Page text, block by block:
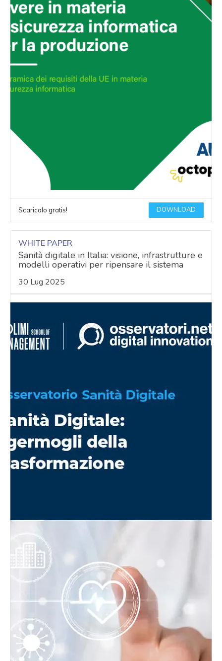
Scaricalo gratis! DOWNLOAD
WHITE PAPER
Sanità digitale in Italia: visione, infrastrutture e
modelli operativi per ripensare il sistema
30 Lug 2025